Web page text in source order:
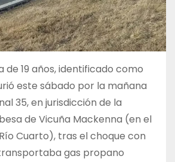
de 19 años, identificado como
este sábado por la mañana
35, en jurisdicción de la
de Vicuña Mackenna (en el
Cuarto), tras el choque con
gas propano